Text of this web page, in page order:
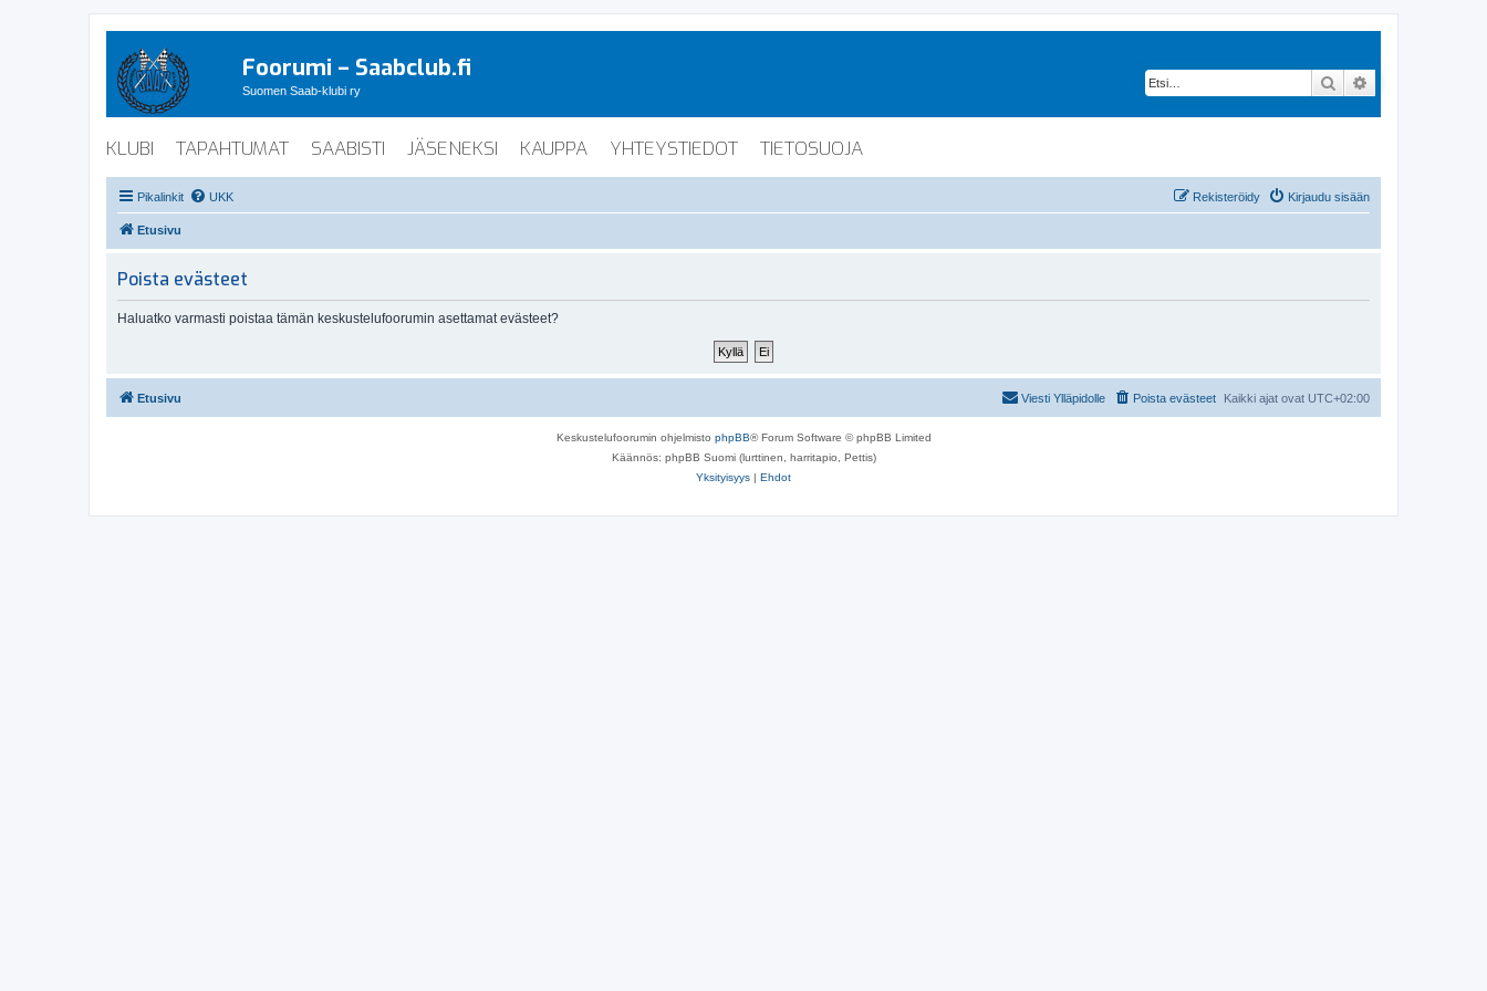
Foorumi – Saabclub.fi
Suomen Saab-klubi ry Etsi
KLUBI TAPAHTUMAT SAABISTI JÄSENEKSI KAUPPA YHTEYSTIEDOT TIETOSUOJA
Pikalinkit UKK Kirjaudu sisään
Rekisteröidy
Etusivu
Poista evästeet
Haluatko varmasti poistaa tämän keskustelufoorumin asettamat evästeet?
Etusivu Kaikki ajat ovat UTC+02:00
Poista evästeet
Viesti Ylläpidolle
Keskustelufoorumin ohjelmisto phpBB® Forum Software © phpBB Limited
Käännös: phpBB Suomi (lurttinen, harritapio, Pettis)
Yksityisyys | Ehdot